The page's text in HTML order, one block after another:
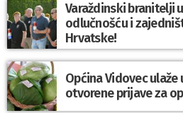
Varaždinski branitelji
odlučnošću i
Hrvatske!
Općina Vidovec
otvorene prijave za